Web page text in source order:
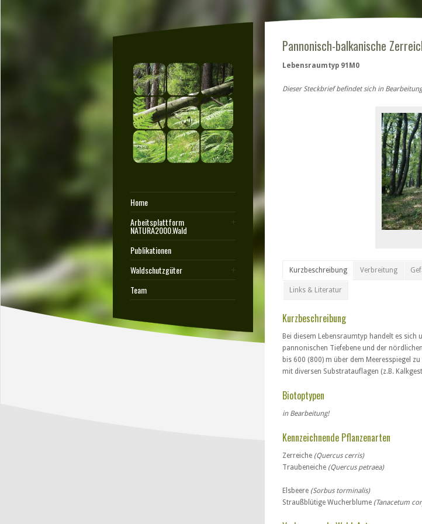
Pannonisch-balkanische
Lebensraumtyp 91M0
Dieser Steckbrief befindet sich in
Kurzbeschreibung Verbreitung
Links & Literatur
Kurzbeschreibung
Bei diesem Lebensraumtyp handelt es
pannonischen Tiefebene und der
bis 600 (800) m über dem Meeresspiegel
mit diversen Substratauflagen (z.B.
Biotoptypen
in Bearbeitung!
Kennzeichnende Pflanzenarten
Zerreiche (Quercus cerris)
Traubeneiche (Quercus petraea)
Elsbeere (Sorbus torminalis)
Straußblütige Wucherblume (Tanacetum
Home
Arbeitsplattform
NATURA2000.Wald
Publikationen
Waldschutzgüter
Team